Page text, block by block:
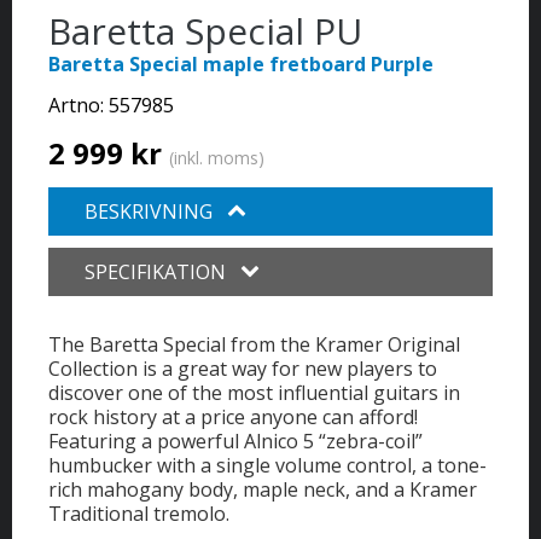
Baretta Special PU
Baretta Special maple fretboard Purple
Artno: 557985
2 999 kr (inkl. moms)
BESKRIVNING
SPECIFIKATION
The Baretta Special from the Kramer Original
Collection is a great way for new players to
discover one of the most influential guitars in
rock history at a price anyone can afford!
Featuring a powerful Alnico 5 “zebra-coil”
humbucker with a single volume control, a tone-
rich mahogany body, maple neck, and a Kramer
Traditional tremolo.